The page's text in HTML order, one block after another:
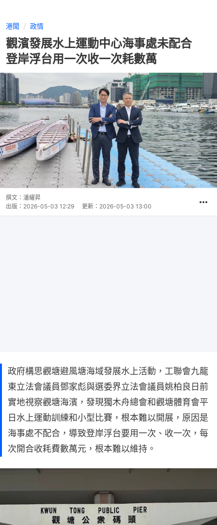
港聞 政情
觀濱發展水上運動中心海事處未配合
登岸浮台用一次收一次耗數萬
撰文： 潘耀昇
出版： 2026-05-03 12:29 更新： 2026-05-03 13:00
政府構思觀塘避風塘海域發展水上活動，工聯會九龍
東立法會議員鄧家彪與選委界立法會議員姚柏良日前
實地視察觀塘海濱，發現獨木舟總會和觀塘體育會平
日水上運動訓練和小型比賽，根本難以開展，原因是
海事處不配合，導致登岸浮台要用一次、收一次，每
次開合收耗費數萬元，根本難以維持。